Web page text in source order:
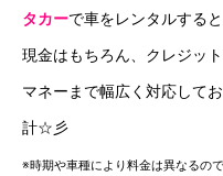
タカーで車をレンタルする
現金はもちろん、クレジッ
マネーまで幅広く対応して
計☆彡
※時期や車種により料金は異なるの